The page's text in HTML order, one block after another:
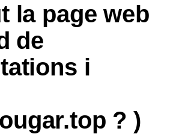
la page web
de
i
? )